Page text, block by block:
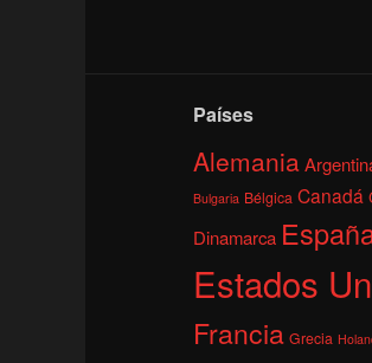
Países
Alemania
Bulgaria Bélgica Canadá
Dinamarca
Estados
Francia Grecia